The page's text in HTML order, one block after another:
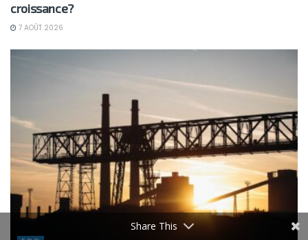
croissance?
7 AOÛT 2026
Share This